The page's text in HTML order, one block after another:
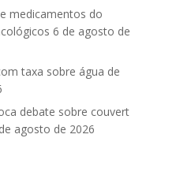
medicamentos do
6 de agosto de
taxa sobre água de
debate sobre couvert
agosto de 2026